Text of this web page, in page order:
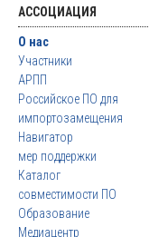
АССОЦИАЦИЯ
О нас
Участники
АРПП
Российское ПО для
импортозамещения
Навигатор
мер поддержки
Каталог
совместимости ПО
Образование
Медиацентр